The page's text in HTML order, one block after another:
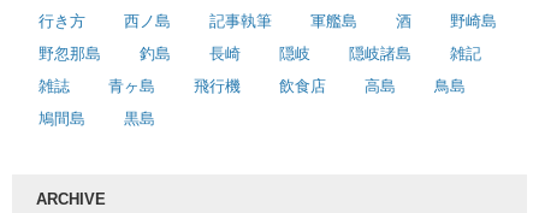
行き方
西ノ島 記事執筆 軍艦島 酒
野崎島
野忽那島
釣島 長崎 隠岐 隠岐諸島
雑記
雑誌
青ヶ島 飛行機 飲食店 高島
鳥島
鳩間島
黒島
ARCHIVE